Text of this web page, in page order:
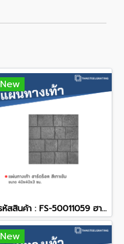
New
รหัสสินค้า : FS-50011059 ฮาร์ดร็อค สีเทาเข้ม 40 x 40 x 3 ซม.
New